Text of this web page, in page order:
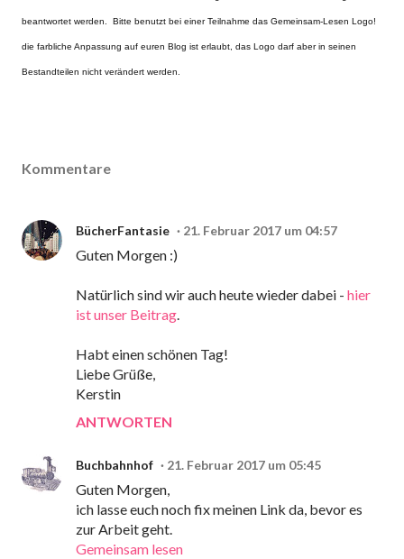
beantwortet werden. Bitte benutzt bei einer Teilnahme das Gemeinsam-Lesen Logo!
die farbliche Anpassung auf euren Blog ist erlaubt, das Logo darf aber in seinen
Bestandteilen nicht verändert werden.
Kommentare
BücherFantasie 21. Februar 2017 um 04:57
Guten Morgen :)
Natürlich sind wir auch heute wieder dabei - hier
ist unser Beitrag.
Habt einen schönen Tag!
Liebe Grüße,
Kerstin
ANTWORTEN
Buchbahnhof 21. Februar 2017 um 05:45
Guten Morgen,
ich lasse euch noch fix meinen Link da, bevor es
zur Arbeit geht.
Gemeinsam lesen